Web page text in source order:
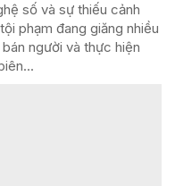
số và sự thiếu cảnh
phạm đang giăng nhiều
người và thực hiện